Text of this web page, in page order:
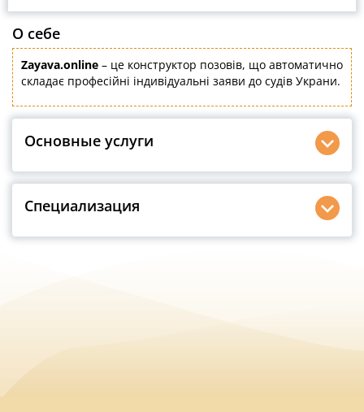
О себе
Zayava.online – це конструктор позовів, що автоматично
складає професійні індивідуальні заяви до судів Украни.
Основные услуги
Специализация